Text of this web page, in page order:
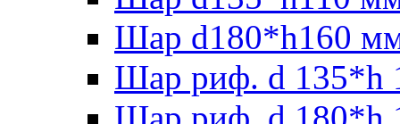
Шар d180*h160
Шар риф. d 135*h